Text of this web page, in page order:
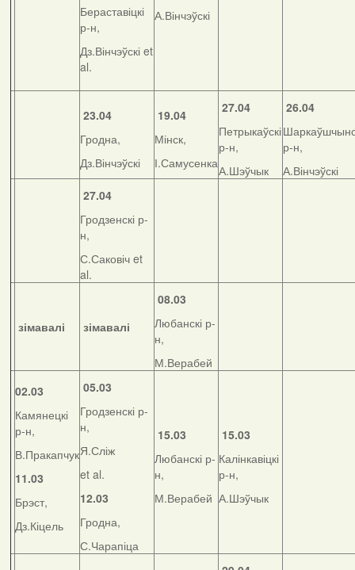
Бераставіцкі
р-н,
Дз.Вінчэўскі et
al.
А.Вінчэўскі
23.04
Гродна,
Дз.Вінчэўскі
19.04
Мінск,
І.Самусенка
27.04
Петрыкаўскі
р-н,
А.Шэўчык
26.04
р-н,
А.Вінчэўскі
27.04
Гродзенскі р-
н,
С.Саковіч et
al.
зімавалі зімавалі
08.03
Любанскі р-
н,
М.Верабей
02.03
Камянецкі
р-н,
В.Пракапчук
11.03
Брэст,
Дз.Кіцель
05.03
Гродзенскі р-
н,
Я.Сліж
et al.
12.03
Гродна,
С.Чарапіца
15.03
Любанскі р-
н,
М.Верабей
15.03
Калінкавіцкі
р-н,
А.Шэўчык